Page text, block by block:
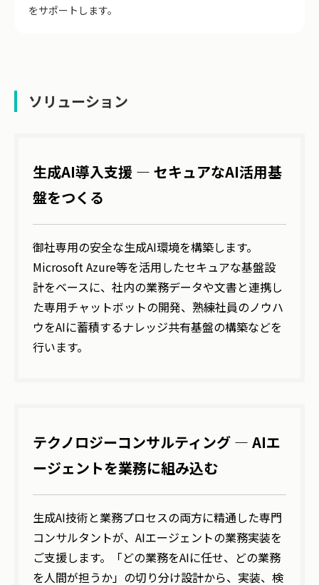
をサポートします。
ソリューション
生成AI導入支援 ― セキュアなAI活用基
盤をつくる
御社専用の安全な生成AI環境を構築します。
Microsoft Azure等を活用したセキュアな基盤設
計をベースに、社内の業務データや文書と連携し
た専用チャットボットの開発、熟練社員のノウハ
ウをAIに蓄積するナレッジ共有基盤の構築などを
行います。
テクノロジーコンサルティング ― AIエ
ージェントを業務に組み込む
生成AI技術と業務プロセスの両方に精通した専門
コンサルタントが、AIエージェントの業務実装を
ご支援します。「どの業務をAIに任せ、どの業務
を人間が担うか」の切り分け設計から、実装、検